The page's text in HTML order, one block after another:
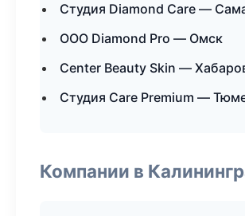
Студия Diamond Care —
ООО Diamond Pro — Омск
Center Beauty Skin —
Студия Care Premium —
Компании в